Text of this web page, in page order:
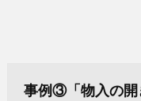
事例③「物入の開